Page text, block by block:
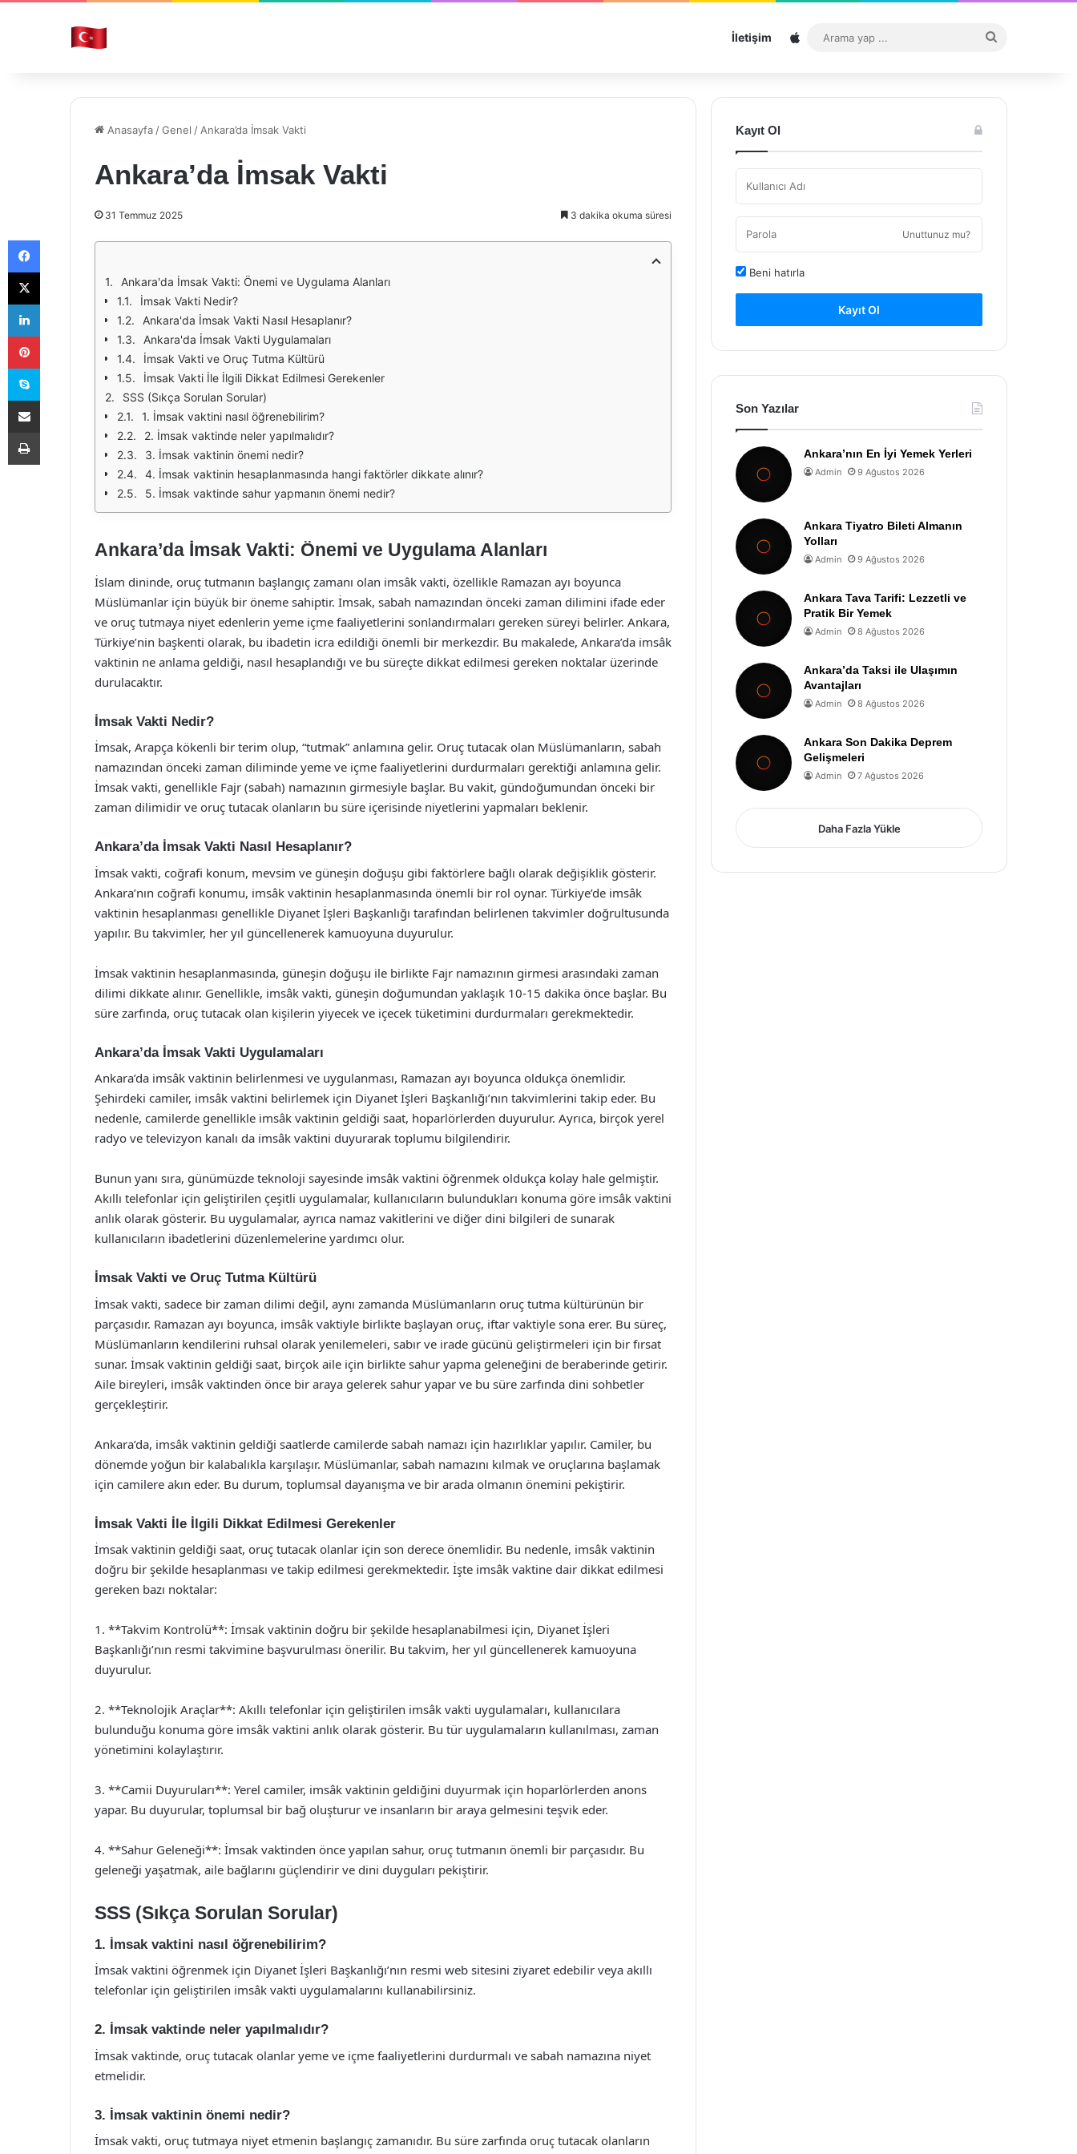
İletişim Sitemap
...
Anasayfa /Genel / Ankara’da İmsak Vakti
Ankara’da İmsak Vakti
31 Temmuz 2025 3 dakika okuma süresi
Ankara'da İmsak Vakti: Önemi ve Uygulama Alanları
İmsak Vakti Nedir?
Ankara'da İmsak Vakti Nasıl Hesaplanır?
Ankara'da İmsak Vakti Uygulamaları
İmsak Vakti ve Oruç Tutma Kültürü
İmsak Vakti İle İlgili Dikkat Edilmesi Gerekenler
SSS (Sıkça Sorulan Sorular)
1. İmsak vaktini nasıl öğrenebilirim?
2. İmsak vaktinde neler yapılmalıdır?
3. İmsak vaktinin önemi nedir?
4. İmsak vaktinin hesaplanmasında hangi faktörler dikkate alınır?
5. İmsak vaktinde sahur yapmanın önemi nedir?
Ankara’da İmsak Vakti: Önemi ve Uygulama Alanları
İslam dininde, oruç tutmanın başlangıç zamanı olan imsâk vakti, özellikle Ramazan ayı boyunca
Müslümanlar için büyük bir öneme sahiptir. İmsak, sabah namazından önceki zaman dilimini ifade eder
ve oruç tutmaya niyet edenlerin yeme içme faaliyetlerini sonlandırmaları gereken süreyi belirler. Ankara,
Türkiye’nin başkenti olarak, bu ibadetin icra edildiği önemli bir merkezdir. Bu makalede, Ankara’da imsâk
vaktinin ne anlama geldiği, nasıl hesaplandığı ve bu süreçte dikkat edilmesi gereken noktalar üzerinde
durulacaktır.
İmsak Vakti Nedir?
İmsak, Arapça kökenli bir terim olup, “tutmak” anlamına gelir. Oruç tutacak olan Müslümanların, sabah
namazından önceki zaman diliminde yeme ve içme faaliyetlerini durdurmaları gerektiği anlamına gelir.
İmsak vakti, genellikle Fajr (sabah) namazının girmesiyle başlar. Bu vakit, gündoğumundan önceki bir
zaman dilimidir ve oruç tutacak olanların bu süre içerisinde niyetlerini yapmaları beklenir.
Ankara’da İmsak Vakti Nasıl Hesaplanır?
İmsak vakti, coğrafi konum, mevsim ve güneşin doğuşu gibi faktörlere bağlı olarak değişiklik gösterir.
Ankara’nın coğrafi konumu, imsâk vaktinin hesaplanmasında önemli bir rol oynar. Türkiye’de imsâk
vaktinin hesaplanması genellikle Diyanet İşleri Başkanlığı tarafından belirlenen takvimler doğrultusunda
yapılır. Bu takvimler, her yıl güncellenerek kamuoyuna duyurulur.
İmsak vaktinin hesaplanmasında, güneşin doğuşu ile birlikte Fajr namazının girmesi arasındaki zaman
dilimi dikkate alınır. Genellikle, imsâk vakti, güneşin doğumundan yaklaşık 10-15 dakika önce başlar. Bu
süre zarfında, oruç tutacak olan kişilerin yiyecek ve içecek tüketimini durdurmaları gerekmektedir.
Ankara’da İmsak Vakti Uygulamaları
Ankara’da imsâk vaktinin belirlenmesi ve uygulanması, Ramazan ayı boyunca oldukça önemlidir.
Şehirdeki camiler, imsâk vaktini belirlemek için Diyanet İşleri Başkanlığı’nın takvimlerini takip eder. Bu
nedenle, camilerde genellikle imsâk vaktinin geldiği saat, hoparlörlerden duyurulur. Ayrıca, birçok yerel
radyo ve televizyon kanalı da imsâk vaktini duyurarak toplumu bilgilendirir.
Bunun yanı sıra, günümüzde teknoloji sayesinde imsâk vaktini öğrenmek oldukça kolay hale gelmiştir.
Akıllı telefonlar için geliştirilen çeşitli uygulamalar, kullanıcıların bulundukları konuma göre imsâk vaktini
anlık olarak gösterir. Bu uygulamalar, ayrıca namaz vakitlerini ve diğer dini bilgileri de sunarak
kullanıcıların ibadetlerini düzenlemelerine yardımcı olur.
İmsak Vakti ve Oruç Tutma Kültürü
İmsak vakti, sadece bir zaman dilimi değil, aynı zamanda Müslümanların oruç tutma kültürünün bir
parçasıdır. Ramazan ayı boyunca, imsâk vaktiyle birlikte başlayan oruç, iftar vaktiyle sona erer. Bu süreç,
Müslümanların kendilerini ruhsal olarak yenilemeleri, sabır ve irade gücünü geliştirmeleri için bir fırsat
sunar. İmsak vaktinin geldiği saat, birçok aile için birlikte sahur yapma geleneğini de beraberinde getirir.
Aile bireyleri, imsâk vaktinden önce bir araya gelerek sahur yapar ve bu süre zarfında dini sohbetler
gerçekleştirir.
Ankara’da, imsâk vaktinin geldiği saatlerde camilerde sabah namazı için hazırlıklar yapılır. Camiler, bu
dönemde yoğun bir kalabalıkla karşılaşır. Müslümanlar, sabah namazını kılmak ve oruçlarına başlamak
için camilere akın eder. Bu durum, toplumsal dayanışma ve bir arada olmanın önemini pekiştirir.
İmsak Vakti İle İlgili Dikkat Edilmesi Gerekenler
İmsak vaktinin geldiği saat, oruç tutacak olanlar için son derece önemlidir. Bu nedenle, imsâk vaktinin
doğru bir şekilde hesaplanması ve takip edilmesi gerekmektedir. İşte imsâk vaktine dair dikkat edilmesi
gereken bazı noktalar:
1. **Takvim Kontrolü**: İmsak vaktinin doğru bir şekilde hesaplanabilmesi için, Diyanet İşleri
Başkanlığı’nın resmi takvimine başvurulması önerilir. Bu takvim, her yıl güncellenerek kamuoyuna
duyurulur.
2. **Teknolojik Araçlar**: Akıllı telefonlar için geliştirilen imsâk vakti uygulamaları, kullanıcılara
bulunduğu konuma göre imsâk vaktini anlık olarak gösterir. Bu tür uygulamaların kullanılması, zaman
yönetimini kolaylaştırır.
3. **Camii Duyuruları**: Yerel camiler, imsâk vaktinin geldiğini duyurmak için hoparlörlerden anons
yapar. Bu duyurular, toplumsal bir bağ oluşturur ve insanların bir araya gelmesini teşvik eder.
4. **Sahur Geleneği**: İmsak vaktinden önce yapılan sahur, oruç tutmanın önemli bir parçasıdır. Bu
geleneği yaşatmak, aile bağlarını güçlendirir ve dini duyguları pekiştirir.
SSS (Sıkça Sorulan Sorular)
1. İmsak vaktini nasıl öğrenebilirim?
İmsak vaktini öğrenmek için Diyanet İşleri Başkanlığı’nın resmi web sitesini ziyaret edebilir veya akıllı
telefonlar için geliştirilen imsâk vakti uygulamalarını kullanabilirsiniz.
2. İmsak vaktinde neler yapılmalıdır?
İmsak vaktinde, oruç tutacak olanlar yeme ve içme faaliyetlerini durdurmalı ve sabah namazına niyet
etmelidir.
3. İmsak vaktinin önemi nedir?
İmsak vakti, oruç tutmaya niyet etmenin başlangıç zamanıdır. Bu süre zarfında oruç tutacak olanların
Kayıt Ol
Unuttunuz mu?
Beni hatırla
Kayıt Ol
Son Yazılar
Ankara’nın En İyi Yemek Yerleri
Admin 9 Ağustos 2026
Ankara Tiyatro Bileti Almanın
Yolları
Admin 9 Ağustos 2026
Ankara Tava Tarifi: Lezzetli ve
Pratik Bir Yemek
Admin 8 Ağustos 2026
Ankara’da Taksi ile Ulaşımın
Avantajları
Admin 8 Ağustos 2026
Ankara Son Dakika Deprem
Gelişmeleri
Admin 7 Ağustos 2026
Daha Fazla Yükle
Facebook
X
LinkedIn
Pinterest
Skype
E-Posta ile paylaş